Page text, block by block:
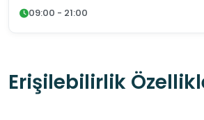
09:00 - 21:00
Erişilebilirlik